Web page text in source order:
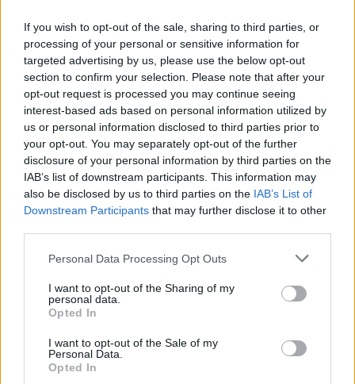
If you wish to opt-out of the sale, sharing to third parties, or
processing of your personal or sensitive information for
targeted advertising by us, please use the below opt-out
section to confirm your selection. Please note that after your
opt-out request is processed you may continue seeing
interest-based ads based on personal information utilized by
us or personal information disclosed to third parties prior to
your opt-out. You may separately opt-out of the further
disclosure of your personal information by third parties on the
IAB’s list of downstream participants. This information may
also be disclosed by us to third parties on the IAB’s List of
Downstream Participants that may further disclose it to other
Personal Data Processing Opt Outs
I want to opt-out of the Sharing of my
personal data.
Opted In
I want to opt-out of the Sale of my
Personal Data.
Opted In
Dolgoznának az egyetem mellett, mégsem
vállalhatnak diákmunkát – több mint százezer
levelezős hallgatót érinthet a szabály
„Szinte bárhol voltam állásinterjún, mikor megtudták, hogy levelező
tagozatos hallgató vagyok, egyből húzni kezdték a szájukat” –
azonban korántsem egyedi.
Campus life
Kovács Dóri
2026/27-es tanévtől